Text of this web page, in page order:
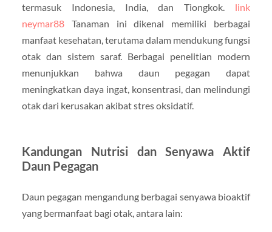
termasuk Indonesia, India, dan Tiongkok. link
neymar88Tanaman ini dikenal memiliki berbagai
manfaat kesehatan, terutama dalam mendukung fungsi
otak dan sistem saraf. Berbagai penelitian modern
menunjukkan bahwa daun pegagan dapat
meningkatkan daya ingat, konsentrasi, dan melindungi
otak dari kerusakan akibat stres oksidatif.
Kandungan Nutrisi dan Senyawa Aktif
Daun Pegagan
Daun pegagan mengandung berbagai senyawa bioaktif
yang bermanfaat bagi otak, antara lain: